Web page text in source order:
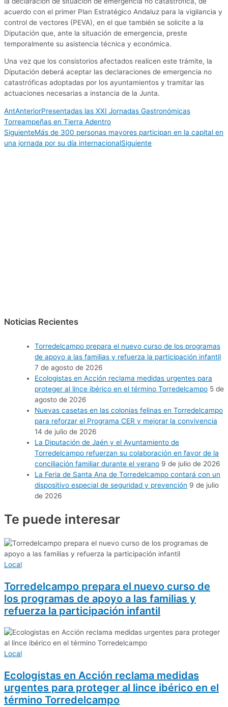
acuerdo con el primer Plan Estratégico Andaluz para la vigilancia y
control de vectores (PEVA), en el que también se solicite a la
Diputación que, ante la situación de emergencia, preste
temporalmente su asistencia técnica y económica.
Una vez que los consistorios afectados realicen este trámite, la
Diputación deberá aceptar las declaraciones de emergencia no
catastróficas adoptadas por los ayuntamientos y tramitar las
actuaciones necesarias a instancia de la Junta.
AntAnteriorPresentadas las XXI Jornadas Gastronómicas
Torreampeñas en Tierra Adentro
SiguienteMás de 300 personas mayores participan en la capital en
una jornada por su día internacionalSiguiente
Noticias Recientes
Torredelcampo prepara el nuevo curso de los programas
de apoyo a las familias y refuerza la participación infantil
7 de agosto de 2026
Ecologistas en Acción reclama medidas urgentes para
proteger al lince ibérico en el término Torredelcampo 5 de
agosto de 2026
Nuevas casetas en las colonias felinas en Torredelcampo
para reforzar el Programa CER y mejorar la convivencia
14 de julio de 2026
La Diputación de Jaén y el Ayuntamiento de
Torredelcampo refuerzan su colaboración en favor de la
conciliación familiar durante el verano 9 de julio de 2026
La Feria de Santa Ana de Torredelcampo contará con un
dispositivo especial de seguridad y prevención 9 de julio
de 2026
Te puede interesar
Local
Torredelcampo prepara el nuevo curso de
los programas de apoyo a las familias y
refuerza la participación infantil
Local
Ecologistas en Acción reclama medidas
urgentes para proteger al lince ibérico en el
término Torredelcampo